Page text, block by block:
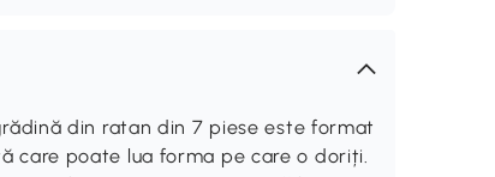
din ratan din 7 piese este format
care poate lua forma pe care o doriți.